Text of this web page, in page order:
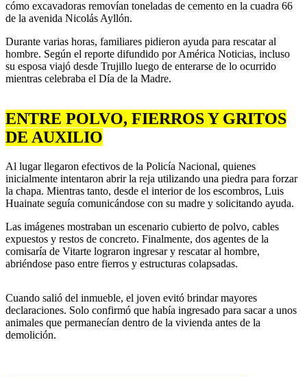
cómo excavadoras removían toneladas de cemento en la cuadra 66
de la avenida Nicolás Ayllón.
Durante varias horas, familiares pidieron ayuda para rescatar al
hombre. Según el reporte difundido por América Noticias, incluso
su esposa viajó desde Trujillo luego de enterarse de lo ocurrido
mientras celebraba el Día de la Madre.
ENTRE POLVO, FIERROS Y GRITOS
DE AUXILIO
Al lugar llegaron efectivos de la Policía Nacional, quienes
inicialmente intentaron abrir la reja utilizando una piedra para forzar
la chapa. Mientras tanto, desde el interior de los escombros, Luis
Huainate seguía comunicándose con su madre y solicitando ayuda.
Las imágenes mostraban un escenario cubierto de polvo, cables
expuestos y restos de concreto. Finalmente, dos agentes de la
comisaría de Vitarte lograron ingresar y rescatar al hombre,
abriéndose paso entre fierros y estructuras colapsadas.
Cuando salió del inmueble, el joven evitó brindar mayores
declaraciones. Solo confirmó que había ingresado para sacar a unos
animales que permanecían dentro de la vivienda antes de la
demolición.